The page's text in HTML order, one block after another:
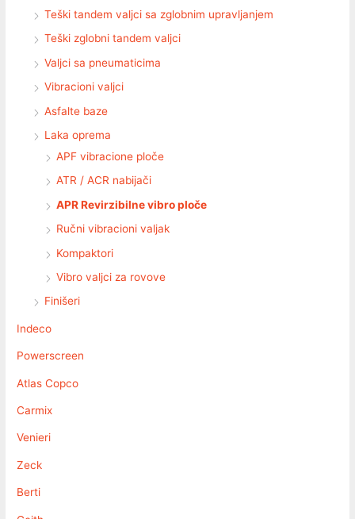
Teški tandem valjci sa zglobnim upravljanjem
Teški zglobni tandem valjci
Valjci sa pneumaticima
Vibracioni valjci
Asfalte baze
Laka oprema
APF vibracione ploče
ATR / ACR nabijači
APR Revirzibilne vibro ploče
Ručni vibracioni valjak
Kompaktori
Vibro valjci za rovove
Finišeri
Indeco
Powerscreen
Atlas Copco
Carmix
Venieri
Zeck
Berti